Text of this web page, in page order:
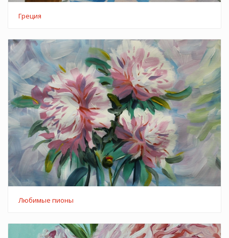
Греция
Любимые пионы